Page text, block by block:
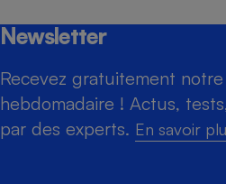
Newsletter
Recevez gratuitement
hebdomadaire ! Actus,
par des experts. En savoir